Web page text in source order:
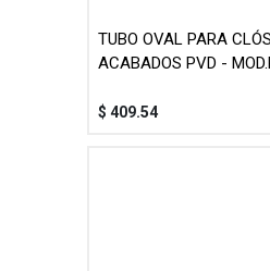
TUBO OVAL PARA
ACABADOS PVD -
$ 409.54